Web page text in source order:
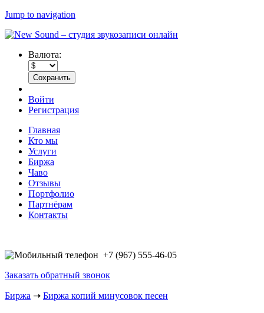
Jump to navigation
Валюта:
Войти
Регистрация
Главная
Кто мы
Услуги
Биржа
Чаво
Отзывы
Портфолио
Партнёрам
Контакты
+7 (967) 555-46-05
Заказать обратный звонок
Биржа ➝ Биржа копий минусовок песен